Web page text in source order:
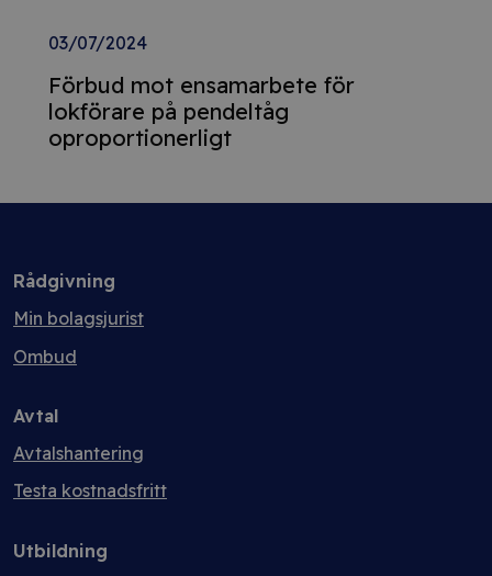
03/07/2024
Förbud mot ensamarbete för
lokförare på pendeltåg
oproportionerligt
Rådgivning
Min bolagsjurist
Ombud
Avtal
Avtalshantering
Testa kostnadsfritt
Utbildning